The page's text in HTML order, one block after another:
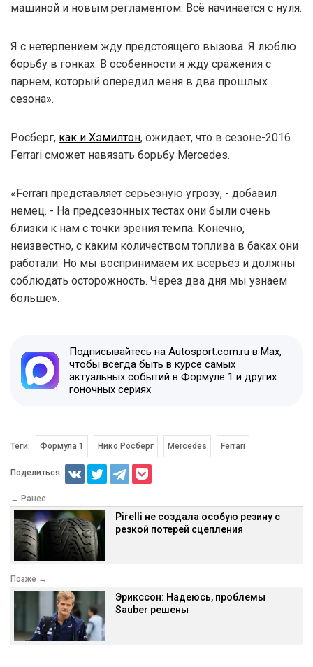
машиной и новым регламентом. Всё начинается с нуля.
Я с нетерпением жду предстоящего вызова. Я люблю
борьбу в гонках. В особенности я жду сражения с
парнем, который опередил меня в два прошлых
сезона».
Росберг, как и Хэмилтон, ожидает, что в сезоне-2016
Ferrari сможет навязать борьбу Mercedes.
«Ferrari представляет серьёзную угрозу, - добавил
немец. - На предсезонных тестах они были очень
близки к нам с точки зрения темпа. Конечно,
неизвестно, с каким количеством топлива в баках они
работали. Но мы воспринимаем их всерьёз и должны
соблюдать осторожность. Через два дня мы узнаем
больше».
Подписывайтесь на Autosport.com.ru в Max,
чтобы всегда быть в курсе самых
актуальных событий в Формуле 1 и других
гоночных сериях
Теги: Формула 1 Нико Росберг Mercedes Ferrari
Поделиться:
← Ранее
Pirelli не создала особую резину с
резкой потерей сцепления
Позже →
Эрикссон: Надеюсь, проблемы
Sauber решены